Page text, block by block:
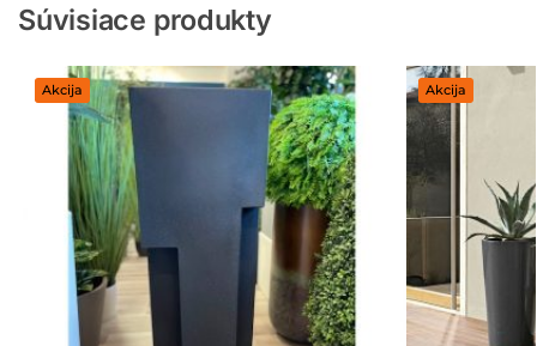
Súvisiace produkty
Akcija Akcija